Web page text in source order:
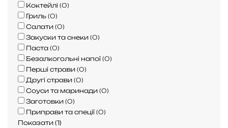
о
р
а
д
и
,
с
е
к
р
е
т
Коктейлі (0)
Гриль (0)
Салати (0)
Закуски та снеки (0)
Паста (0)
Безалкогольні напої (0)
Перші страви (0)
Другі страви (0)
Соуси та маринади (0)
Заготовки (0)
Приправи та спеції (0)
Показати (1)